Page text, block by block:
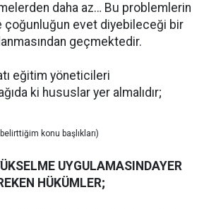
daha az… Bu problemlerin
çoğunluğun evet diyebileceği bir
geçmektedir.
eğitim yöneticileri
ki hususlar yer almalıdır;
konu başlıkları)
UYGULAMASINDAYER
HÜKÜMLER;